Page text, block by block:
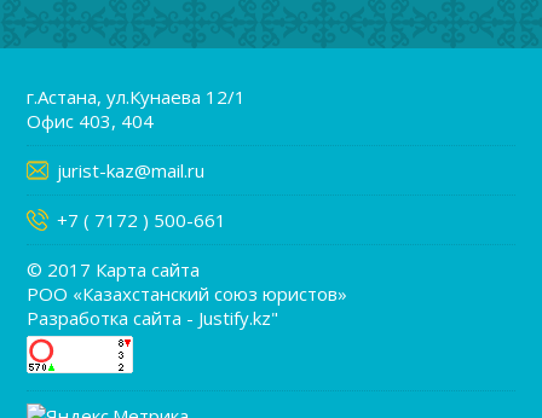
г.Астана, ул.Кунаева 12/1
Офис 403, 404
jurist-kaz@mail.ru
+7 ( 7172 ) 500-661
© 2017 Карта сайта
РОО «Казахстанский союз юристов»
Разработка сайта - Justify.kz"